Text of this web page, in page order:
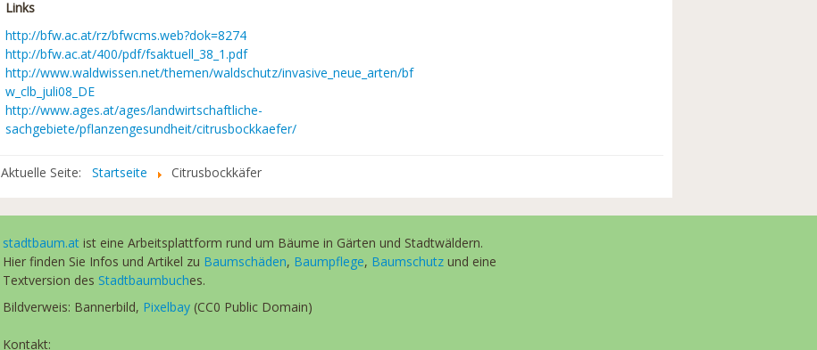
Links
http://bfw.ac.at/rz/bfwcms.web?dok=8274
http://bfw.ac.at/400/pdf/fsaktuell_38_1.pdf
http://www.waldwissen.net/themen/waldschutz/invasive_neue_arten/bf
w_clb_juli08_DE
http://www.ages.at/ages/landwirtschaftliche-
sachgebiete/pflanzengesundheit/citrusbockkaefer/
Aktuelle Seite: Startseite Citrusbockkäfer
stadtbaum.at ist eine Arbeitsplattform rund um Bäume in Gärten und Stadtwäldern.
Hier finden Sie Infos und Artikel zu Baumschäden, Baumpflege, Baumschutz und eine
Textversion des Stadtbaumbuches.
Bildverweis: Bannerbild, Pixelbay (CC0 Public Domain)
Kontakt: